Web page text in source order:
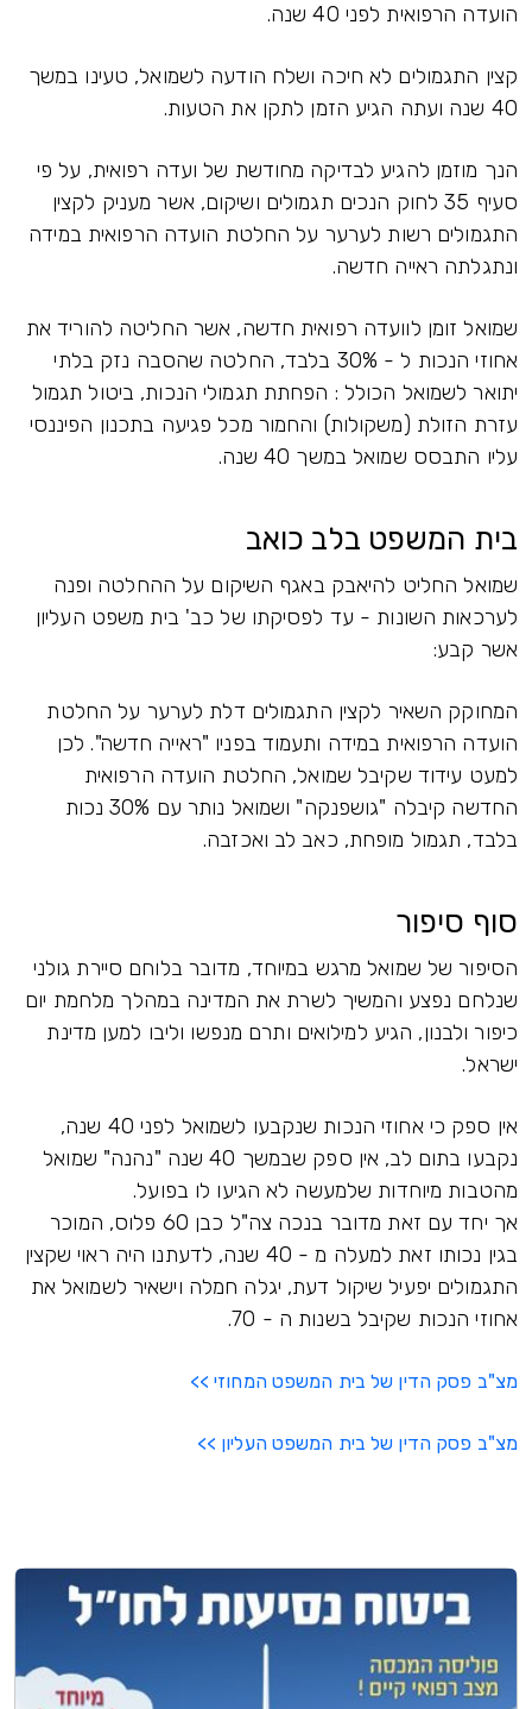
הועדה הרפואית לפני 40 שנה.
קצין התגמולים לא חיכה ושלח הודעה לשמואל, טעינו במשך
40 שנה ועתה הגיע הזמן לתקן את הטעות.
הנך מוזמן להגיע לבדיקה מחודשת של ועדה רפואית, על פי
סעיף 35 לחוק הנכים תגמולים ושיקום, אשר מעניק לקצין
התגמולים רשות לערער על החלטת הועדה הרפואית במידה
ונתגלתה ראייה חדשה.
שמואל זומן לוועדה רפואית חדשה, אשר החליטה להוריד את
אחוזי הנכות ל - 30% בלבד, החלטה שהסבה נזק בלתי
יתואר לשמואל הכולל : הפחתת תגמולי הנכות, ביטול תגמול
עזרת הזולת (משקולות) והחמור מכל פגיעה בתכנון הפיננסי
עליו התבסס שמואל במשך 40 שנה.
בית המשפט בלב כואב
שמואל החליט להיאבק באגף השיקום על ההחלטה ופנה
לערכאות השונות - עד לפסיקתו של כב' בית משפט העליון
אשר קבע:
המחוקק השאיר לקצין התגמולים דלת לערער על החלטת
הועדה הרפואית במידה ותעמוד בפניו "ראייה חדשה". לכן
למעט עידוד שקיבל שמואל, החלטת הועדה הרפואית
החדשה קיבלה "גושפנקה" ושמואל נותר עם 30% נכות
בלבד, תגמול מופחת, כאב לב ואכזבה.
סוף סיפור
הסיפור של שמואל מרגש במיוחד, מדובר בלוחם סיירת גולני
שנלחם נפצע והמשיך לשרת את המדינה במהלך מלחמת יום
כיפור ולבנון, הגיע למילואים ותרם מנפשו וליבו למען מדינת
ישראל.
אין ספק כי אחוזי הנכות שנקבעו לשמואל לפני 40 שנה,
נקבעו בתום לב, אין ספק שבמשך 40 שנה "נהנה" שמואל
מהטבות מיוחדות שלמעשה לא הגיעו לו בפועל.
אך יחד עם זאת מדובר בנכה צה"ל כבן 60 פלוס, המוכר
בגין נכותו זאת למעלה מ - 40 שנה, לדעתנו היה ראוי שקצין
התגמולים יפעיל שיקול דעת, יגלה חמלה וישאיר לשמואל את
אחוזי הנכות שקיבל בשנות ה - 70.
מצ"ב פסק הדין של בית המשפט המחוזי >>
מצ"ב פסק הדין של בית המשפט העליון >>